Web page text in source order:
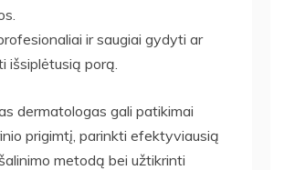
ir saugiai gydyti ar
išsiplėtusią porą.
dermatologas gali patikimai
prigimtį, parinkti efektyviausią
metodą bei užtikrinti